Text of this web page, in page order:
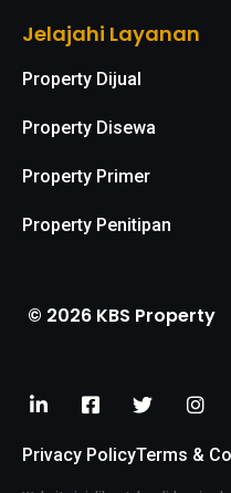
Jelajahi Layanan
Property Dijual
Property Disewa
Property Primer
Property Penitipan
© 2026 KBS Property
Privacy PolicyTerms &